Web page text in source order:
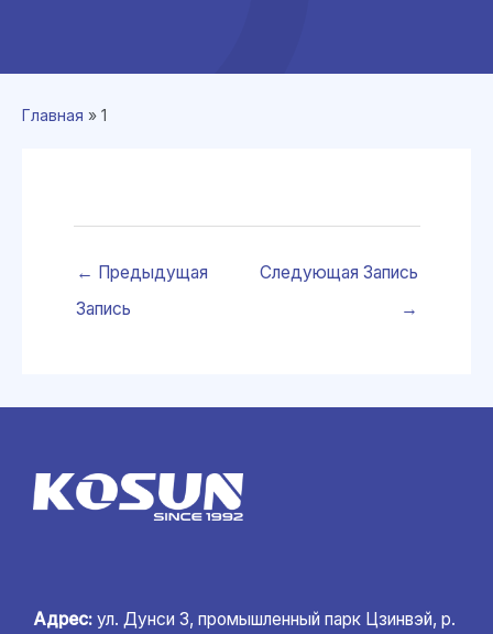
Главная » 1
← Предыдущая
Запись
Следующая Запись
→
Адрес: ул. Дунси 3, промышленный парк Цзинвэй, р.